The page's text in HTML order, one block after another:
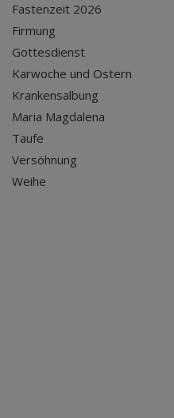
Fastenzeit 2026
Firmung
Gottesdienst
Karwoche und Ostern
Krankensalbung
Maria Magdalena
Taufe
Versöhnung
Weihe